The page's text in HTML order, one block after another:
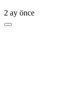
2 ay önce